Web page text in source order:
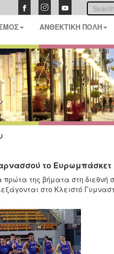
ΑΝΘΕΚΤΙΚΗ ΠΟΛΗ
το Ευρωμπάσκετ
της βήματα στη διεθνή
στο Κλειστό